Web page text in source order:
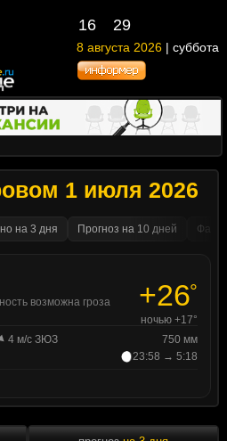
16 29
8 августа 2026 | суббота
1 июля 2026
на 3 дня Прогноз на 10 дней
возможна гроза +26°
ночью +17°
4 м/с ЗЮЗ
750 мм
23:58 → 5:18